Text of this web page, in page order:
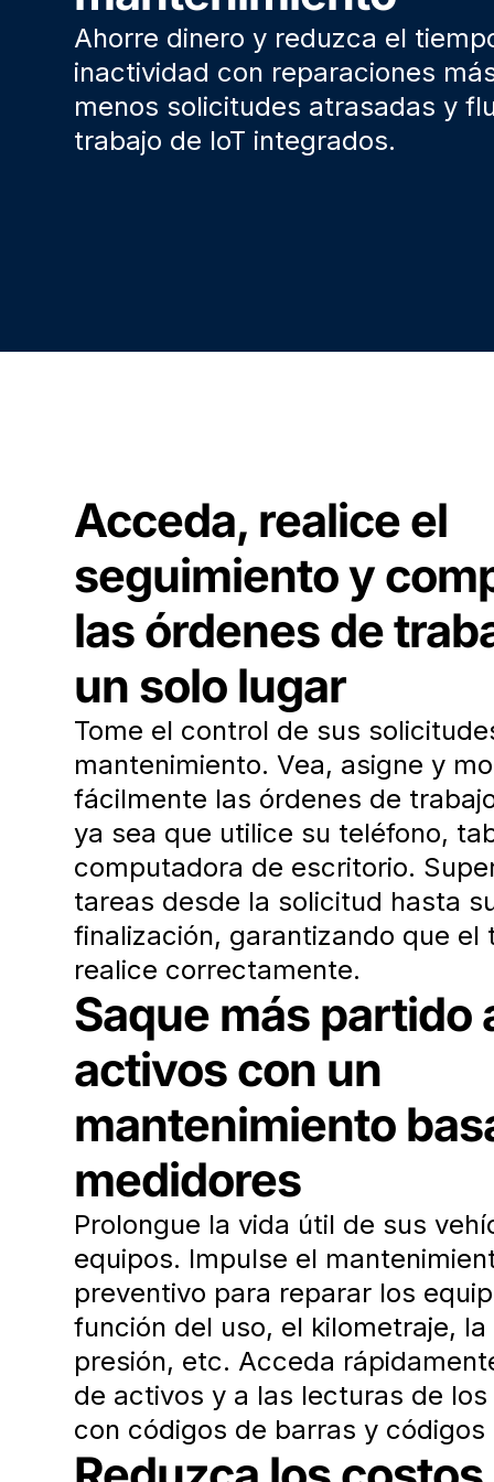
Ahorre dinero y reduzca el
inactividad con reparaciones
menos solicitudes atrasadas y
trabajo de IoT integrados.
Acceda, realice el
seguimiento y
las órdenes de
un solo lugar
Tome el control de sus
mantenimiento. Vea, asigne y
fácilmente las órdenes de
ya sea que utilice su teléfono,
computadora de escritorio.
tareas desde la solicitud hasta
finalización, garantizando que el
realice correctamente.
Saque más partido
activos con un
mantenimiento
medidores
Prolongue la vida útil de sus
equipos. Impulse el
preventivo para reparar los
función del uso, el kilometraje,
presión, etc. Acceda
de activos y a las lecturas de
con códigos de barras y códigos